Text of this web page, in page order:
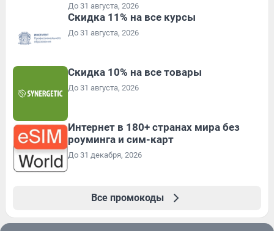
До 31 августа, 2026
Скидка 11% на все курсы
До 31 августа, 2026
Скидка 10% на все товары
До 31 августа, 2026
Интернет в 180+ странах мира без
роуминга и сим-карт
До 31 декабря, 2026
Все промокоды